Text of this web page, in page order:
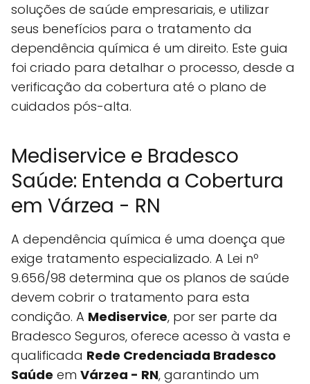
soluções de saúde empresariais, e utilizar
seus benefícios para o tratamento da
dependência química é um direito. Este guia
foi criado para detalhar o processo, desde a
verificação da cobertura até o plano de
cuidados pós-alta.
Mediservice e Bradesco
Saúde: Entenda a Cobertura
em Várzea - RN
A dependência química é uma doença que
exige tratamento especializado. A Lei nº
9.656/98 determina que os planos de saúde
devem cobrir o tratamento para esta
condição. A Mediservice, por ser parte da
Bradesco Seguros, oferece acesso à vasta e
qualificada Rede Credenciada Bradesco
Saúde em Várzea - RN, garantindo um